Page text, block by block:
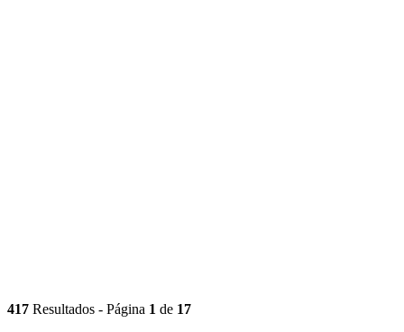
417 Resultados - Página 1 de 17